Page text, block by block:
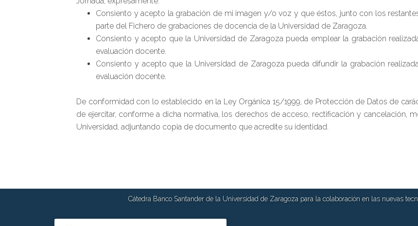
Consiento y acepto la grabación de mi imagen y/o voz y que éstos, junto con los
parte del Fichero de grabaciones de docencia de la Universidad de Zaragoza.
Consiento y acepto que la Universidad de Zaragoza pueda emplear la grabación
evaluación docente.
Consiento y acepto que la Universidad de Zaragoza pueda difundir la grabación
evaluación docente.
De conformidad con lo establecido en la Ley Orgánica 15/1999, de Protección de Datos de
de ejercitar, conforme a dicha normativa, los derechos de acceso, rectificación y cancelación,
Universidad, adjuntando copia de documento que acredite su identidad.
Cátedra Banco Santander de la Universidad de Zaragoza para la colaboración en las nuevas